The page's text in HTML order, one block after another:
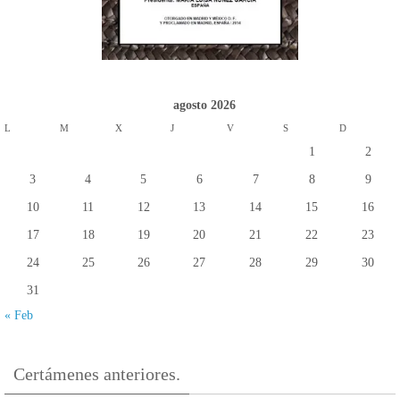
agosto 2026
L M X J V S D
1 2
3 4 5 6 7 8 9
10 11 12 13 14 15 16
17 18 19 20 21 22 23
24 25 26 27 28 29 30
31
« Feb
Certámenes anteriores.